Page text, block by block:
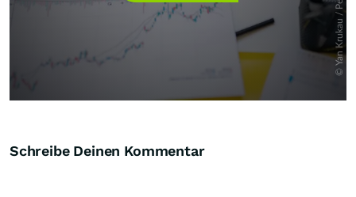
Schreibe Deinen Kommentar